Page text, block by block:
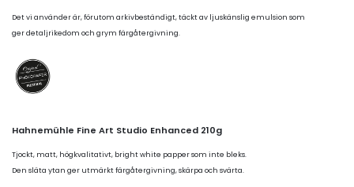
Det vi använder är, förutom arkivbeständigt, täckt av ljuskänslig emulsion som
ger detaljrikedom och grym färgåtergivning.
Hahnemühle Fine Art Studio Enhanced 210g
Tjockt, matt, högkvalitativt, bright white papper som inte bleks.
Den släta ytan ger utmärkt färgåtergivning, skärpa och svärta.